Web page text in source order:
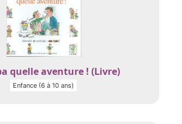
quelle aventure ! (Livre)
Enfance (6 à 10 ans)